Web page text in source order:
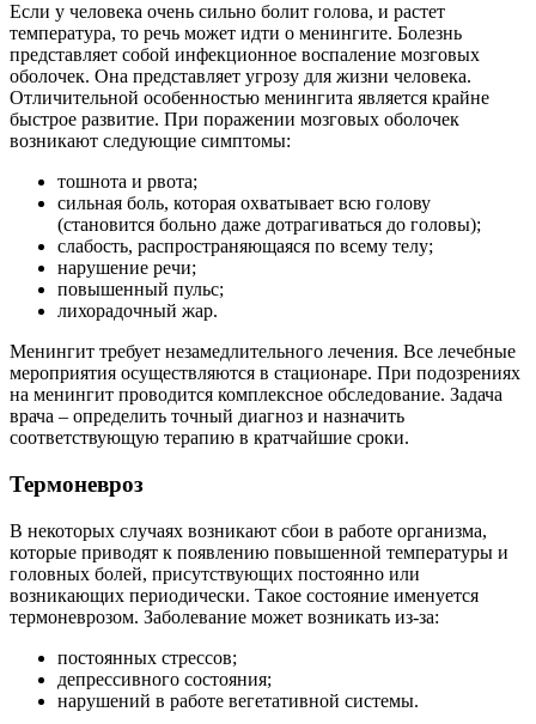
Если у человека очень сильно болит голова, и растет
температура, то речь может идти о менингите. Болезнь
представляет собой инфекционное воспаление мозговых
оболочек. Она представляет угрозу для жизни человека.
Отличительной особенностью менингита является крайне
быстрое развитие. При поражении мозговых оболочек
возникают следующие симптомы:
тошнота и рвота;
сильная боль, которая охватывает всю голову
(становится больно даже дотрагиваться до головы);
слабость, распространяющаяся по всему телу;
нарушение речи;
повышенный пульс;
лихорадочный жар.
Менингит требует незамедлительного лечения. Все лечебные
мероприятия осуществляются в стационаре. При подозрениях
на менингит проводится комплексное обследование. Задача
врача – определить точный диагноз и назначить
соответствующую терапию в кратчайшие сроки.
Термоневроз
В некоторых случаях возникают сбои в работе организма,
которые приводят к появлению повышенной температуры и
головных болей, присутствующих постоянно или
возникающих периодически. Такое состояние именуется
термоневрозом. Заболевание может возникать из-за:
постоянных стрессов;
депрессивного состояния;
нарушений в работе вегетативной системы.